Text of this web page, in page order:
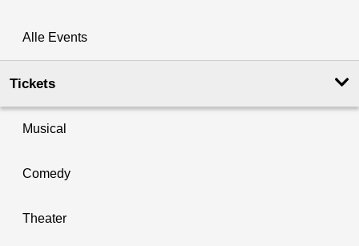
Alle Events
Tickets
Musical
Comedy
Theater